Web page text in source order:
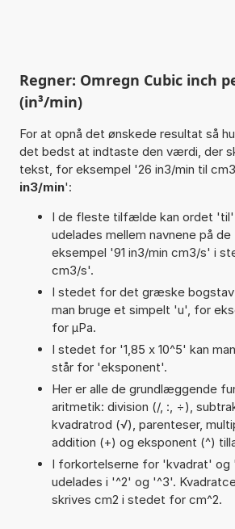
Regner: Omregn Cubic inch
(in³/min)
For at opnå det ønskede resultat så
det bedst at indtaste den værdi, der
tekst, for eksempel '26 in3/min til
in3/min':
I de fleste tilfælde kan ordet
udelades mellem navnene på
eksempel '91 in3/min cm3/s' i
cm3/s'.
I stedet for det græske
man bruge et simpelt 'u', for
for µPa.
I stedet for '1,85 x 10^5' kan
står for 'eksponent'.
Her er alle de grundlæggende
aritmetik: division (/, :, ÷),
kvadratrod (√), parenteser,
addition (+) og eksponent (^)
I forkortelserne for 'kvadrat'
udelades i '^2' og '^3'.
skrives cm2 i stedet for cm^2.